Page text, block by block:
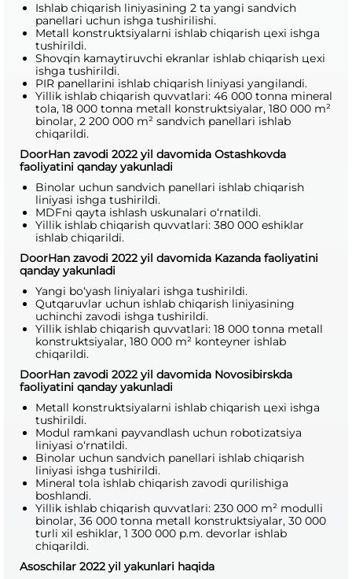
Ishlab chiqarish liniyasining 2 ta yangi sandvich
panellari uchun ishga tushirilishi.
Metall konstruktsiyalarni ishlab chiqarish цехi ishga
tushirildi.
Shovqin kamaytiruvchi ekranlar ishlab chiqarish цехi
ishga tushirildi.
PIR panellarini ishlab chiqarish liniyasi yangilandi.
Yillik ishlab chiqarish quvvatlari: 46 000 tonna mineral
tola, 18 000 tonna metall konstruktsiyalar, 180 000 m²
binolar, 2 200 000 m² sandvich panellari ishlab
chiqarildi.
DoorHan zavodi 2022 yil davomida Ostashkovda
faoliyatini qanday yakunladi
Binolar uchun sandvich panellari ishlab chiqarish
liniyasi ishga tushirildi.
MDFni qayta ishlash uskunalari o‘rnatildi.
Yillik ishlab chiqarish quvvatlari: 380 000 eshiklar
ishlab chiqarildi.
DoorHan zavodi 2022 yil davomida Kazanda faoliyatini
qanday yakunladi
Yangi bo‘yash liniyalari ishga tushirildi.
Qutqaruvlar uchun ishlab chiqarish liniyasining
uchinchi zavodi ishga tushirildi.
Yillik ishlab chiqarish quvvatlari: 18 000 tonna metall
konstruktsiyalar, 180 000 m² konteyner ishlab
chiqarildi.
DoorHan zavodi 2022 yil davomida Novosibirskda
faoliyatini qanday yakunladi
Metall konstruktsiyalarni ishlab chiqarish цехi ishga
tushirildi.
Modul ramkani payvandlash uchun robotizatsiya
liniyasi o‘rnatildi.
Binolar uchun sandvich panellari ishlab chiqarish
liniyasi ishga tushirildi.
Mineral tola ishlab chiqarish zavodi qurilishiga
boshlandi.
Yillik ishlab chiqarish quvvatlari: 230 000 m² modulli
binolar, 36 000 tonna metall konstruktsiyalar, 30 000
turli xil eshiklar, 1 300 000 p.m. devorlar ishlab
chiqarildi.
Asoschilar 2022 yil yakunlari haqida